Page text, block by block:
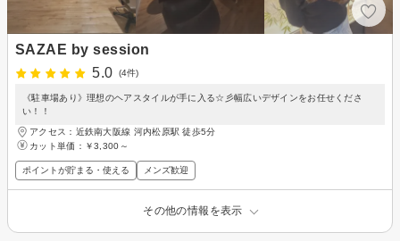
SAZAE by session
5.0
(4件)
《駐車場あり》理想のヘアスタイルが手に入る☆彡幅広いデザインをお任せくださ
い！！
アクセス：近鉄南大阪線 河内松原駅 徒歩5分
カット単価： ￥3,300～
ポイントが貯まる・使える メンズ歓迎
その他の情報を表示